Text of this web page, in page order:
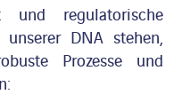
und regulatorische
DNA stehen,
Prozesse und